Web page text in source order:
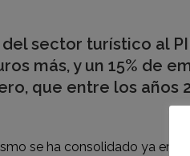
sector turístico al
más, y un 15% de
que entre los años
se ha consolidado ya en